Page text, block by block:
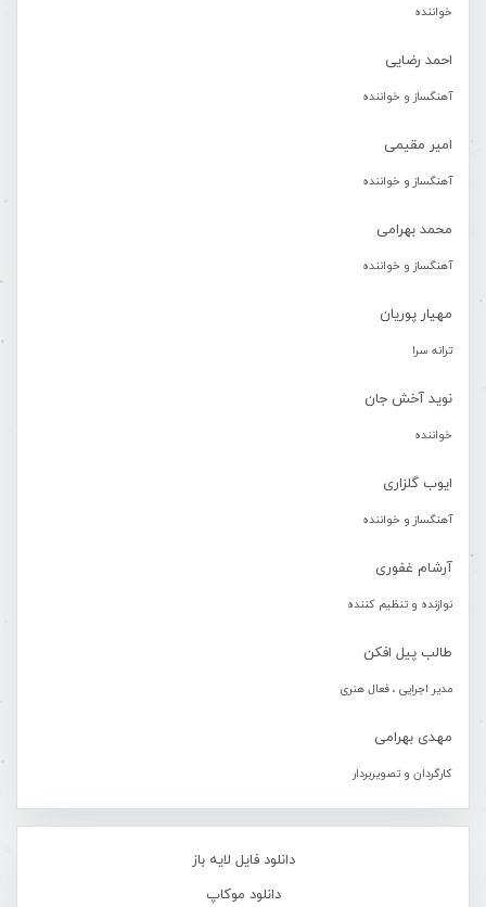
خواننده
احمد رضایی
آهنگساز و خواننده
امیر مقیمی
آهنگساز و خواننده
محمد بهرامی
آهنگساز و خواننده
مهیار پوریان
ترانه سرا
نوید آخش جان
خواننده
ایوب گلزاری
آهنگساز و خواننده
آرشام غفوری
نوازنده و تنظیم کننده
طالب پیل افکن
مدیر اجرایی ، فعال هنری
مهدی بهرامی
کارگردان و تصویربردار
دانلود فایل لایه باز
دانلود موکاپ